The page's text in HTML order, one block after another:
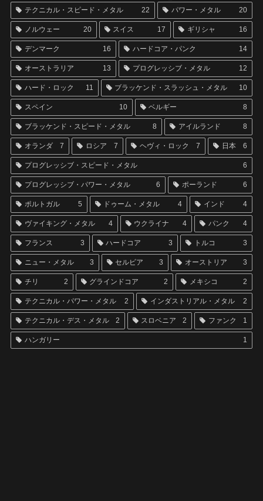
テクニカル・スピード・メタル 22 パワー・メタル 20
ノルウェー 20 スイス 17 ギリシャ 16
デンマーク 16 ハードコア・パンク 14
オーストラリア 13 プログレッシブ・メタル 12
ハード・ロック 11 ブラッケンド・スラッシュ・メタル 10
スペイン 10 ベルギー 8
ブラッケンド・スピード・メタル 8 アイルランド 8
オランダ 7 ロシア 7 ヘヴィ・ロック 7 日本 6
プログレッシブ・スピード・メタル 6
プログレッシブ・パワー・メタル 6 ポーランド 6
ポルトガル 5 ドゥーム・メタル 4 インド 4
ヴァイキング・メタル 4 ウクライナ 4 パンク 4
フランス 3 ハードコア 3 トルコ 3
ニュー・メタル 3 セルビア 3 オーストリア 3
チリ 2 グラインドコア 2 メキシコ 2
テクニカル・パワー・メタル 2 インダストリアル・メタル 2
テクニカル・デス・メタル 2 スロベニア 2 ファンク 1
ハンガリー 1